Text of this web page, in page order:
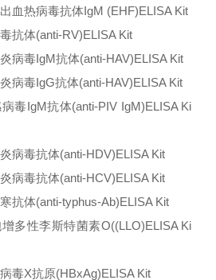
血热病毒抗体IgM (EHF)ELISA Kit
抗体(anti-RV)ELISA Kit
病毒IgM抗体(anti-HAV)ELISA Kit
病毒IgG抗体(anti-HAV)ELISA Kit
毒IgM抗体(anti-PIV IgM)ELISA Ki
病毒抗体(anti-HDV)ELISA Kit
病毒抗体(anti-HCV)ELISA Kit
抗体(anti-typhus-Ab)ELISA Kit
多性李斯特菌素O((LLO)ELISA Ki
毒X抗原(HBxAg)ELISA Kit